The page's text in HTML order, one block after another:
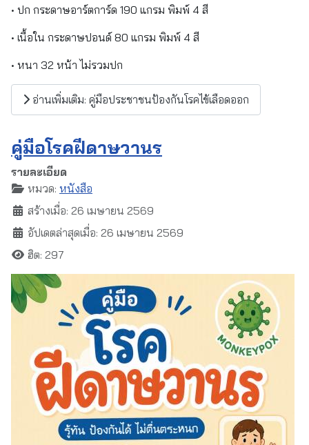
• ปก กระดาษอาร์ตการ์ด 190 แกรม พิมพ์ 4 สี
• เนื้อใน กระดาษปอนด์ 80 แกรม พิมพ์ 4 สี
• หนา 32 หน้า ไม่รวมปก
อ่านเพิ่มเติม: คู่มือประชาชนป้องกันโรคไข้เลือดออก
คู่มือโรคฝีดาษวานร
รายละเอียด
หมวด: หนังสือ
สร้างเมื่อ: 26 เมษายน 2569
อัปเดตล่าสุดเมื่อ: 26 เมษายน 2569
ฮิต: 297